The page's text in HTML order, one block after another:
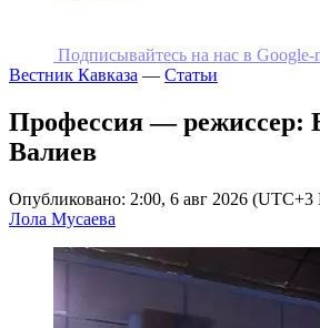
Подписывайтесь на наc в Google-
Вестник Кавказа — Статьи
Профессия — режиссер:
Валиев
Опубликовано: 2:00, 6 авг 2026 (UTC+3
Лола Мусаева